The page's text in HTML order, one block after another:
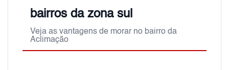
bairros da zona sul
Veja as vantagens de morar no bairro da
Aclimação